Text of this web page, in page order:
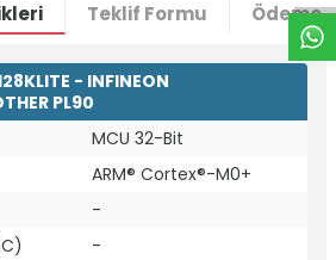
Teklif Formu Ödeme
- INFINEON
PL90
MCU 32-Bit
ARM® Cortex®-M0+
-
-